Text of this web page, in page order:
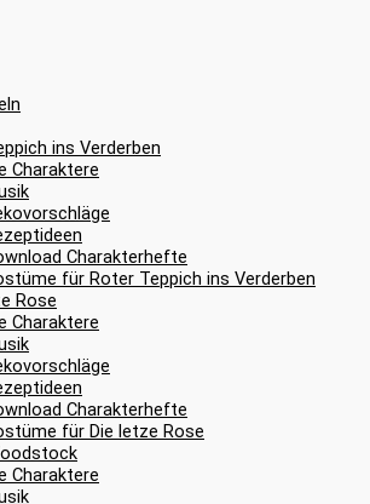
ins Verderben
Charaktere
Charakterhefte
für Roter Teppich ins Verderben
Rose
Charaktere
Charakterhefte
für Die letze Rose
Charaktere